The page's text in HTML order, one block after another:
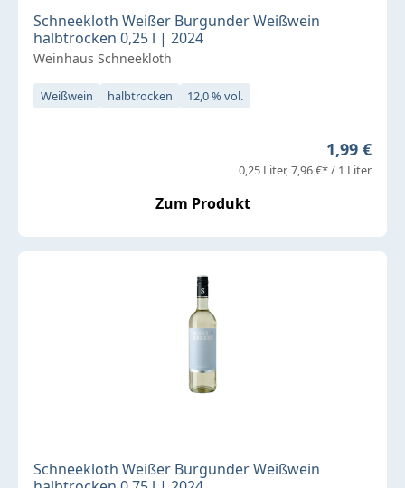
Schneekloth Weißer Burgunder Weißwein
halbtrocken 0,25 l | 2024
Weinhaus Schneekloth
Weißwein halbtrocken 12,0 % vol.
Regulärer
1,99 €
0,25 Liter 7,96 €* / 1 Liter
Zum Produkt
Schneekloth Weißer Burgunder Weißwein